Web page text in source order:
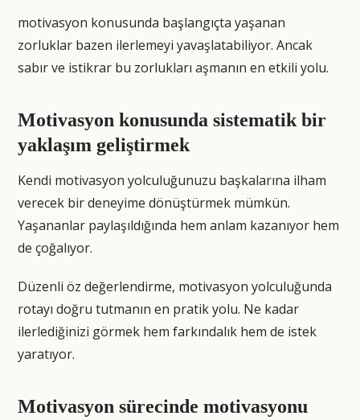
motivasyon konusunda başlangıçta yaşanan
zorluklar bazen ilerlemeyi yavaşlatabiliyor. Ancak
sabır ve istikrar bu zorlukları aşmanın en etkili yolu.
Motivasyon konusunda sistematik bir
yaklaşım geliştirmek
Kendi motivasyon yolculuğunuzu başkalarına ilham
verecek bir deneyime dönüştürmek mümkün.
Yaşananlar paylaşıldığında hem anlam kazanıyor hem
de çoğalıyor.
Düzenli öz değerlendirme, motivasyon yolculuğunda
rotayı doğru tutmanın en pratik yolu. Ne kadar
ilerlediğinizi görmek hem farkındalık hem de istek
yaratıyor.
Motivasyon sürecinde motivasyonu